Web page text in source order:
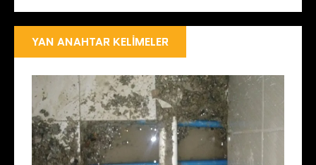
YAN ANAHTAR KELIMELER